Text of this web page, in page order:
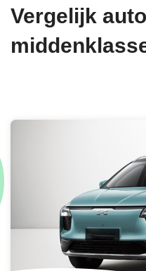
Vergelijk auto's in het SUV